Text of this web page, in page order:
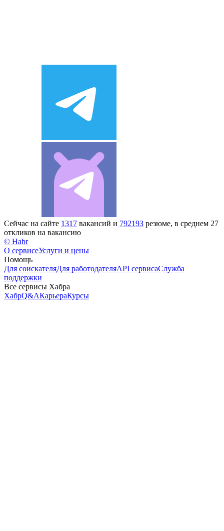
Сейчас на сайте 1317 вакансий и 792193 резюме, в среднем 27
откликов на вакансию
© Habr
О сервисеУслуги и цены
Помощь
Для соискателяДля работодателяAPI сервисаСлужба
поддержки
Все сервисы Хабра
ХабрQ&AКарьераКурсы